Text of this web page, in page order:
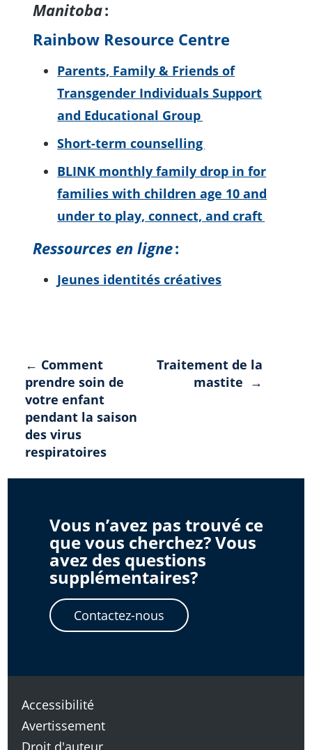
Manitoba:
Rainbow Resource Centre
Parents, Family & Friends of
Transgender Individuals Support
and Educational Group
Short-term counselling
BLINK monthly family drop in for
families with children age 10 and
under to play, connect, and craft
Ressources en ligne:
Jeunes identités créatives
Navigation
de
l'article
← Comment
prendre soin de
votre enfant
pendant la saison
des virus
respiratoires
Traitement de la
mastite →
Vous n’avez pas trouvé ce
que vous cherchez? Vous
avez des questions
supplémentaires?
Contactez-nous
Accessibilité
Avertissement